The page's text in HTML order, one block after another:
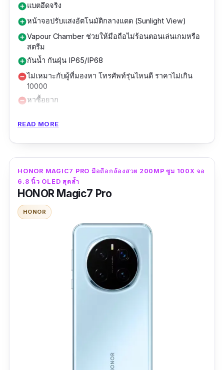
ระบบปฏิบัติการ OxygenOS 15 บน Android 15
เหมาะกับผู้ที่ต้องการมือถือถ่ายรูปสวยระดับมือ
อาชีพ พร้อมจอใหญ่คมชัด และแบตอึดสำหรับ
ใช้งานทั้งวัน
ตัวเครื่องบางเพียง 7.95 มม. น้ำหนักเพียง 207
กรัม แต่มาพร้อมมาตรฐานกันน้ำ IP68 ใช้งานได้
แม้ในสภาพแวดล้อมที่ไม่เป็นมิตร
รองรับการเชื่อมต่อ Wi-Fi 6, Bluetooth 5.2, NFC
และพอร์ต USB-C 3.1 เพื่อความสะดวกครบครัน
ในชีวิตประจำวัน
สเปคเด่น
กล้องหลัง 50MP Ultra Lighting + Ultrawide
13MP + Telephoto 12MP รองรับ OIS
กล้องหลัก f/1.4~f/4.0 ปรับรูรับแสงอัตโนมัติ
ถ่ายภาพกลางคืนคมชัด
ซูม Optical 5X, Digital Zoom สูงสุด 50X
กล้องหน้า 13MP มุมกว้างพร้อมวิดีโอ 4K และ
Smart Eye-tracking
add_circleแบตอึดจริง
add_circleหน้าจอปรับแสงอัตโนมัติกลางแดด (Sunlight View)
add_circleVapour Chamber ช่วยให้มือถือไม่ร้อนตอนเล่นเกมหรือ
สตรีม
add_circleกันน้ำ กันฝุ่น IP65/IP68
remove_circleไม่เหมาะกับผู้ที่มองหา โทรศัพท์รุ่นไหนดี ราคาไม่เกิน
10000
remove_circleหาซื้อยาก
VI อยู่ที่ 52MP (ใช้งานจริง 48MP) เซ็นเซอร์
Exmor T™ ขนาด 1/1.35” รูรับแสง f/1.9 เลนส์
ZEISS® ที่ Sony ปรับแต่งมาเฉพาะบน Xperia ให้
ภาพคมชัด รายละเอียดแม่นยำ และโทนสีแบบโปร
กล้องซูมเทเลโฟโต้ 12MP รองรับช่วงซูม Optical
85-170 มม. ให้ซูมภาพได้จริงในระยะไกลพร้อม
OIS และฟีเจอร์ Eye AF โฟกัสดวงตาอัตโนมัติแบบ
เรียลไทม์ ทำงานร่วมกับระบบโฟกัส 60 ครั้งต่อ
วินาทีเพื่อความแม่นยำระดับกล้องโปร
ให้การถ่ายภาพในมือถือกล้องดีที่สุดของ Sony
READ MORE
HONOR MAGIC7 PRO มือถือกล้องสวย 200MP ซูม 100X จอ
6.8 นิ้ว OLED สุดล้ำ
HONOR Magic7 Pro
HONOR